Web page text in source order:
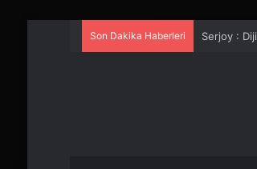
Son Dakika Haberleri UETDS